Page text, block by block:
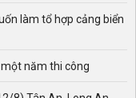
làm tổ hợp cảng biển
năm thi công